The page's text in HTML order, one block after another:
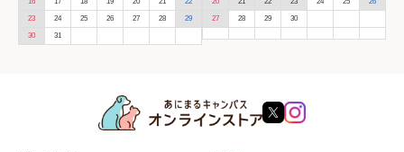
23 24 25 26 27 28 29
30 31
27 28 29 30